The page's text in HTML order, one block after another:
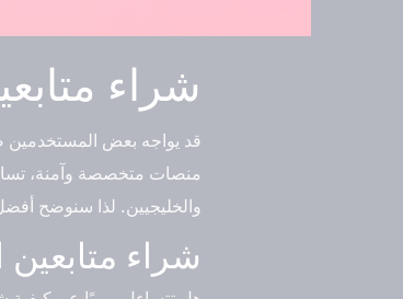
شراء
قد يواجه بعض المستخدمين
منصات متخصصة وآمنة،
والخليجيين. لذا سنوضح أفضل
شراء متابعين